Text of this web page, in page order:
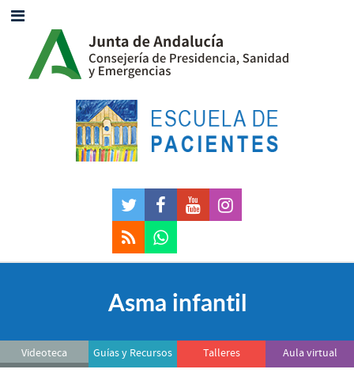
Asma infantil
Videoteca Guías y Recursos Talleres Aula virtual